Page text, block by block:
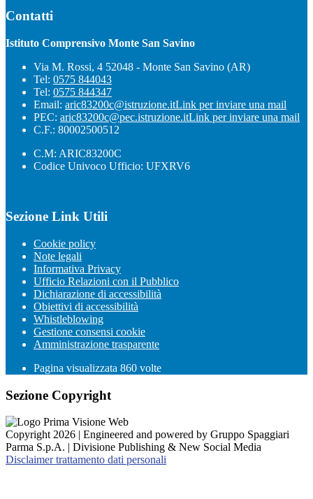
Contatti
Istituto Comprensivo Monte San Savino
Via M. Rossi, 4 52048 - Monte San Savino (AR)
Tel: 0575 844043
Tel: 0575 844347
Email: aric83200c@istruzione.itLink per inviare una mail
PEC: aric83200c@pec.istruzione.itLink per inviare una mail
C.F.: 80002500512
C.M: ARIC83200C
Codice Univoco Ufficio: UFXRV6
Sezione Link Utili
Cookie policy
Note legali
Informativa Privacy
Ufficio Relazioni con il Pubblico
Dichiarazione di accessibilità
Obiettivi di accessibilità
Whistleblowing
Gestione consensi cookie
Amministrazione trasparente
Pagina visualizzata 860 volte
Sezione Copyright
Copyright 2026 | Engineered and powered by Gruppo Spaggiari
Parma S.p.A. | Divisione Publishing & New Social Media
Disclaimer trattamento dati personali